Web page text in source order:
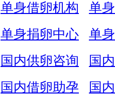
单身借卵机构
单
单身捐卵中心
单
国内供卵咨询
国
国内借卵助孕
国